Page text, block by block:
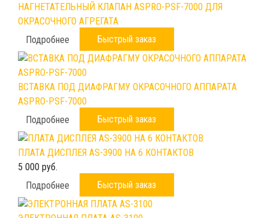
НАГНЕТАТЕЛЬНЫЙ КЛАПАН ASPRO-PSF-7000 ДЛЯ
ОКРАСОЧНОГО АГРЕГАТА
Подробнее
Быстрый заказ
ВСТАВКА ПОД ДИАФРАГМУ ОКРАСОЧНОГО АППАРАТА
ASPRO-PSF-7000
Подробнее
Быстрый заказ
ПЛАТА ДИСПЛЕЯ AS-3900 НА 6 КОНТАКТОВ
5 000 руб.
Подробнее
Быстрый заказ